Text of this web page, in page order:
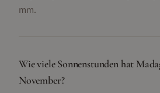
mm.
Wie viele Sonnenstunden hat
November?